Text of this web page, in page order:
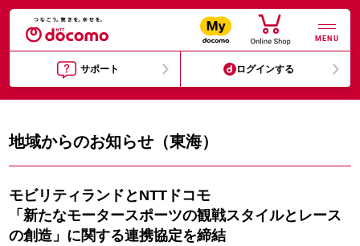
MENU
サポート ログインする
地域からのお知らせ（東海）
モビリティランドとNTTドコモ
「新たなモータースポーツの観戦スタイルとレース
の創造」に関する連携協定を締結